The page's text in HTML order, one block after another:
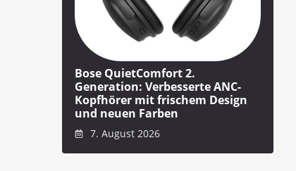
Bose QuietComfort 2.
Generation: Verbesserte ANC-
Kopfhörer mit frischem Design
und neuen Farben
7. August 2026